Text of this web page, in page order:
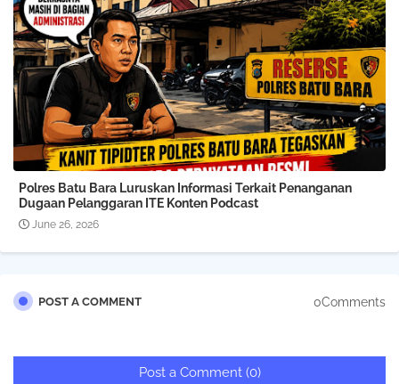
Polres Batu Bara Luruskan Informasi Terkait Penanganan
Dugaan Pelanggaran ITE Konten Podcast
June 26, 2026
POST A COMMENT 0Comments
Post a Comment (0)